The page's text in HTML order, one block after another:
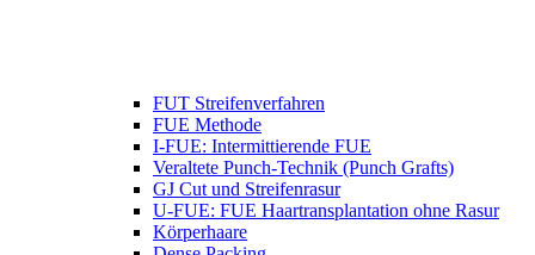
FUT Streifenverfahren
FUE Methode
I-FUE: Intermittierende FUE
Veraltete Punch-Technik (Punch Grafts)
GJ Cut und Streifenrasur
U-FUE: FUE Haartransplantation ohne Rasur
Körperhaare